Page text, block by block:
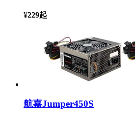
¥229起
航嘉Jumper450S